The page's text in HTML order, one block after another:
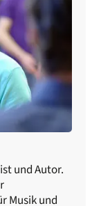
und Autor.
Musik und